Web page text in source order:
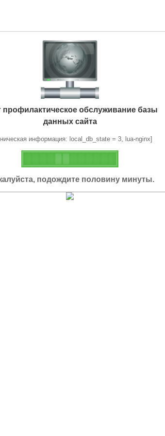
профилактическое обслуживание базы
данных сайта
информация: local_db_state = 3, lua-nginx]
подождите половину минуты.